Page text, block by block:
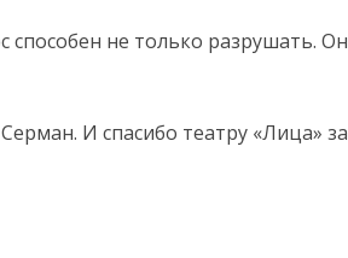
способен не только разрушать. Он
И спасибо театру «Лица» за